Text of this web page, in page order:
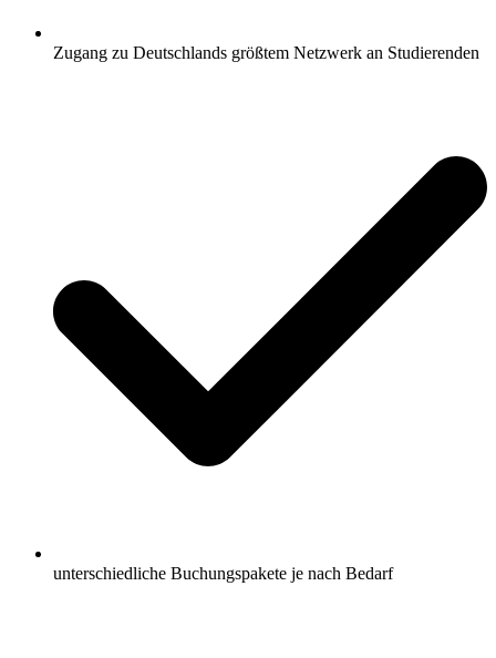
Zugang zu Deutschlands größtem Netzwerk an Studierenden
unterschiedliche Buchungspakete je nach Bedarf